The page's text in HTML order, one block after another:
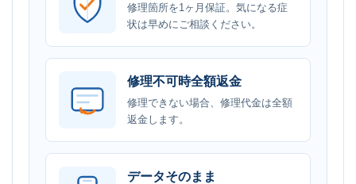
修理箇所を1ヶ月保証。気になる症
状は早めにご相談ください。
修理不可時全額返金
修理できない場合、修理代金は全額
返金します。
データそのまま